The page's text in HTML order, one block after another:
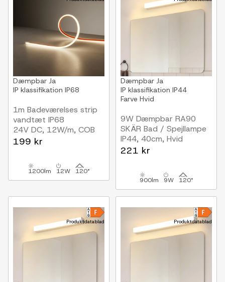
Dæmpbar Ja
IP klassifikation IP68
1m Badeværelses strip
vandtæt IP68
24V DC, 12W/m, COB
LED
199 kr
1200lm 12W 120°
Dæmpbar Ja
IP klassifikation IP44
Farve Hvid
9W Dæmpbar RA90
SKÄR Bad / Spejllampe
IP44, 40cm, Hvid
221 kr
900lm 9W 120°
Produktdatablad Produktdatablad